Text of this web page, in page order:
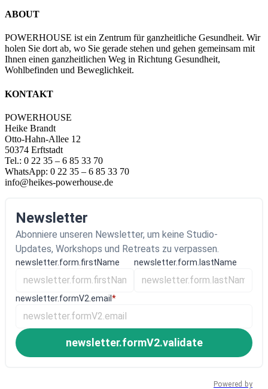
ABOUT
POWERHOUSE ist ein Zentrum für ganzheitliche Gesundheit. Wir
holen Sie dort ab, wo Sie gerade stehen und gehen gemeinsam mit
Ihnen einen ganzheitlichen Weg in Richtung Gesundheit,
Wohlbefinden und Beweglichkeit.
KONTAKT
POWERHOUSE
Heike Brandt
Otto-Hahn-Allee 12
50374 Erftstadt
Tel.: 0 22 35 – 6 85 33 70
WhatsApp: 0 22 35 – 6 85 33 70
info@heikes-powerhouse.de
Newsletter
Abonniere unseren Newsletter, um keine Studio-
Updates, Workshops und Retreats zu verpassen.
newsletter.form.firstName newsletter.form.lastName
newsletter.formV2.email *
newsletter.formV2.validate
Powered by